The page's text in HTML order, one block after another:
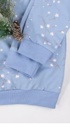
برای بزرگنمایی کلیک کنید